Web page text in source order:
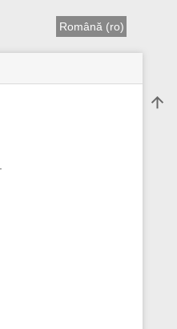
Română (ro)
La